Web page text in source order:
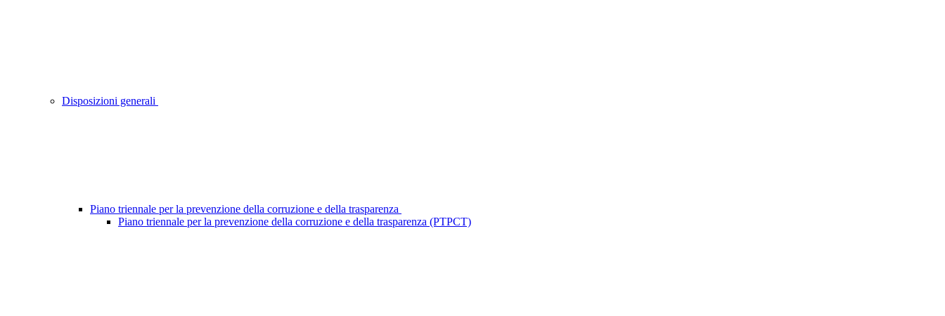
Disposizioni generali
Piano triennale per la prevenzione della corruzione e della trasparenza
Piano triennale per la prevenzione della corruzione e della trasparenza (PTPCT)